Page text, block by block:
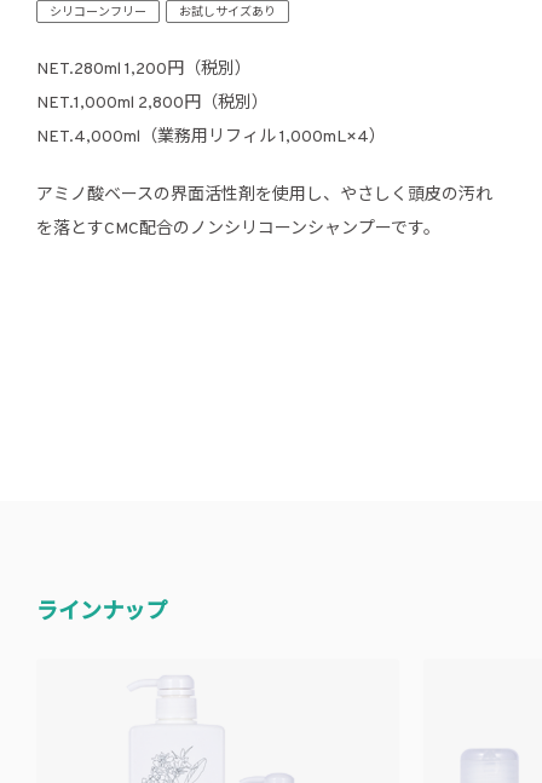
シリコーンフリー
お試しサイズあり
NET.280ml 1,200円（税別）
NET.1,000ml 2,800円（税別）
NET.4,000ml（業務用リフィル 1,000mL×4）
アミノ酸ベースの界面活性剤を使用し、やさしく頭皮の汚れ
を落とすCMC配合のノンシリコーンシャンプーです。
ラインナップ